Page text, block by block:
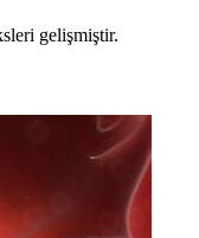
gelişmiştir.